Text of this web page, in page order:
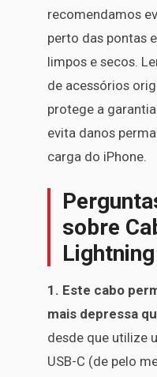
recomendamos
perto das pontas
limpos e secos.
de acessórios
protege a
evita danos
carga do iPhone.
sobre
1. Este cabo
mais depressa
desde que utilize
USB-C (de pelo